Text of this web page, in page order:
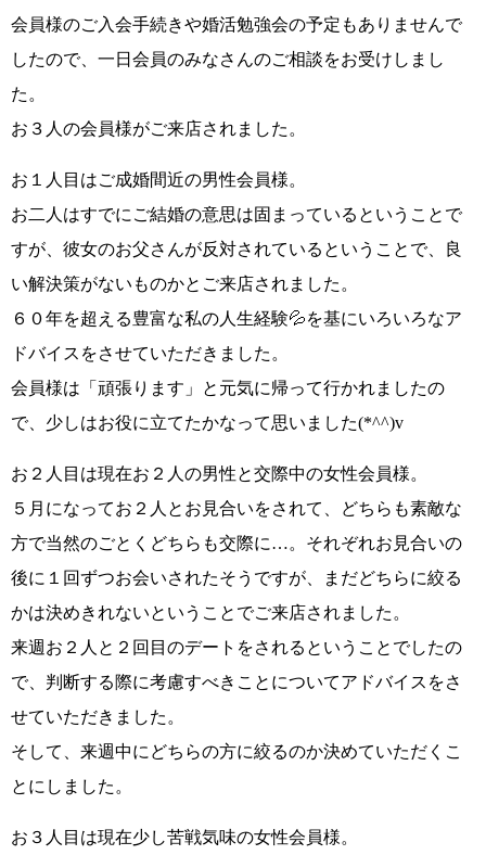
会員様のご入会手続きや婚活勉強会の予定もありませんで
したので、 一日会員のみなさんのご相談をお受けしまし
た。
お３人の会員様がご来店されました。
お１人目はご成婚間近の男性会員様。
お二人はすでにご結婚の意思は固まっているということで
すが、 彼女のお父さんが反対されているということで、良
い解決策がないものかとご来店されました。
６０年を超える豊富な私の人生経験💦を基にいろいろなア
ドバイスをさせていただきました。
会員様は 「頑張ります」
と元気に帰って行かれましたの
で、少しはお役に立てたかなって思いました(*^^)v
お２人目は現在お２人の男性と交際中の女性会員様。
５月になってお２人とお見合いをされて、どちらも素敵な
方で当然のごとくどちらも交際に…。それぞれお見合いの
後に１回ずつお会いされたそうですが、まだどちらに絞る
かは決めきれないということでご来店されました。
来週お２人と２回目のデートをされるということでしたの
で、 判断する際に考慮すべきこと についてアドバイスをさ
せていただきました。
そして、来週中にどちらの方に絞るのか決めていただくこ
とにしました。
お３人目は現在少し苦戦気味の女性会員様。